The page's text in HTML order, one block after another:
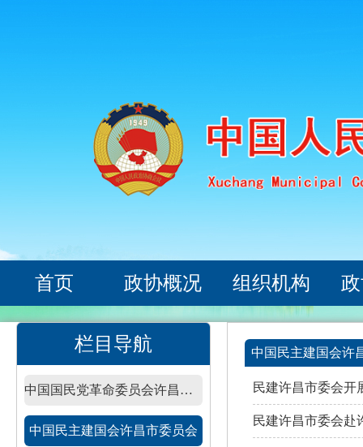
首页 政协概况 组织机构
栏目导航
中国国民党革命委员会许昌市委员会
中国民主建国会许昌市委员会
中国民主建国会许
民建许昌市委会开
民建许昌市委会赴